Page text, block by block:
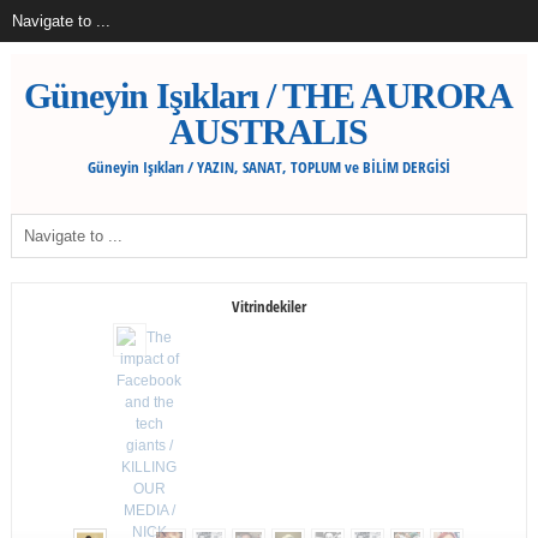
Güneyin Işıkları / THE AURORA
AUSTRALIS
Güneyin Işıkları / YAZIN, SANAT, TOPLUM ve BİLİM DERGİSİ
Vitrindekiler